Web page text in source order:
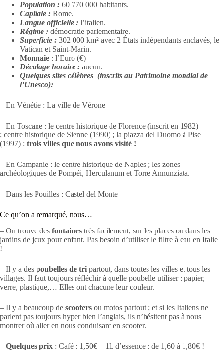
Population : 60 770 000 habitants.
Capitale : Rome.
Langue officielle : l’italien.
Régime : démocratie parlementaire.
Superficie : 302 000 km² avec 2 États indépendants enclavés, le
Vatican et Saint-Marin.
Monnaie : l’Euro (€)
Décalage horaire : aucun.
Quelques sites célèbres (inscrits au Patrimoine mondial de
l’Unesco):
– En Vénétie : La ville de Vérone
– En Toscane : le centre historique de Florence (inscrit en 1982)
; centre historique de Sienne (1990) ; la piazza del Duomo à Pise
(1997) : trois villes que nous avons visité !
– En Campanie : le centre historique de Naples ; les zones
archéologiques de Pompéi, Herculanum et Torre Annunziata.
– Dans les Pouilles : Castel del Monte
Ce qu’on a remarqué, nous…
– On trouve des fontaines très facilement, sur les places ou dans les
jardins de jeux pour enfant. Pas besoin d’utiliser le filtre à eau en Italie
!
– Il y a des poubelles de tri partout, dans toutes les villes et tous les
villages. Il faut toujours réfléchir à quelle poubelle utiliser : papier,
verre, plastique,… Elles ont chacune leur couleur.
– Il y a beaucoup de scooters ou motos partout ; et si les Italiens ne
parlent pas toujours hyper bien l’anglais, ils n’hésitent pas à nous
montrer où aller en nous conduisant en scooter.
– Quelques prix : Café : 1,50€ – 1L d’essence : de 1,60 à 1,80€ !